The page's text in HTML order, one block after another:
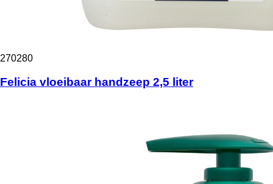
270280
Felicia vloeibaar handzeep 2,5 liter